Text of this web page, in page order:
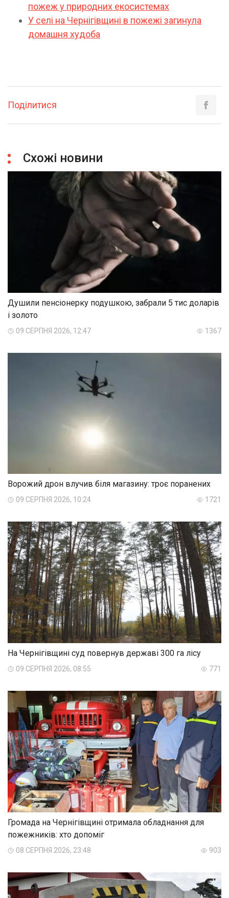
пожеж у природних екосистемах
У селі на Чернігівщині в пожежі загинула
домашня худоба
Поділитися
Схожі новини
Душили пенсіонерку подушкою, забрали 5 тис доларів
і золото
09 СЕРПНЯ 2026, 12:47 1367
Ворожий дрон влучив біля магазину: троє поранених
09 СЕРПНЯ 2026, 10:24 1721
На Чернігівщині суд повернув державі 300 га лісу
09 СЕРПНЯ 2026, 08:55 771
Громада на Чернігівщині отримала обладнання для
пожежників: хто допоміг
08 СЕРПНЯ 2026, 23:48 903